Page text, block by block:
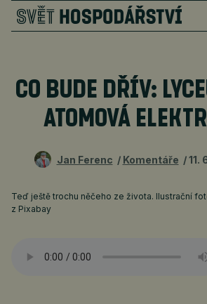
CO BUDE DŘÍV:
ATOMOVÁ
Jan Ferenc Komentáře 11.
Teď ještě trochu něčeho ze života. Ilustrační
z Pixabay